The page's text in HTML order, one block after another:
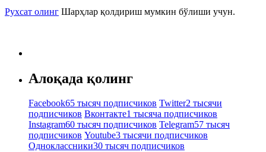
Рухсат олинг Шарҳлар қолдириш мумкин бўлиши учун.
Алоқада қолинг
Facebook65 тысяч подписчиков Twitter2 тысячи
подписчиков Вконтакте1 тысяча подписчиков
Instagram60 тысяч подписчиков Telegram57 тысяч
подписчиков Youtube3 тысячи подписчиков
Одноклассники30 тысяч подписчиков